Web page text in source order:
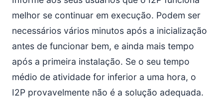
melhor se continuar em execução. Podem ser
necessários vários minutos após a inicialização
antes de funcionar bem, e ainda mais tempo
após a primeira instalação. Se o seu tempo
médio de atividade for inferior a uma hora, o
I2P provavelmente não é a solução adequada.